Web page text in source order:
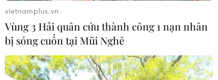
condensate, đạt tổng trị giá trên 2,4 tỷ USD.
vietnamplus.vn
Vùng 3 Hải quân cứu thành công 1 nạn nhân
bị sóng cuốn tại Mũi Nghê